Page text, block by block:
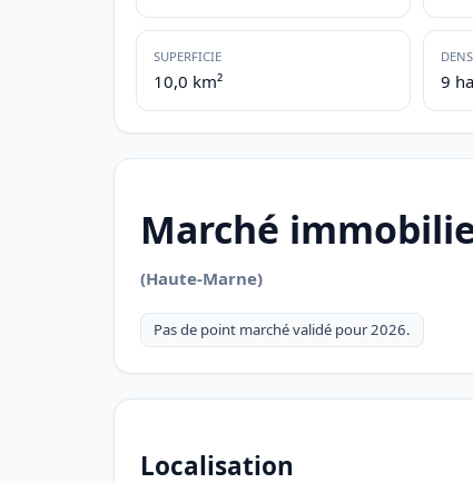
SUPERFICIE
10,0 km² 9
Marché
(Haute-Marne)
Pas de point marché validé pour 2026.
Localisation